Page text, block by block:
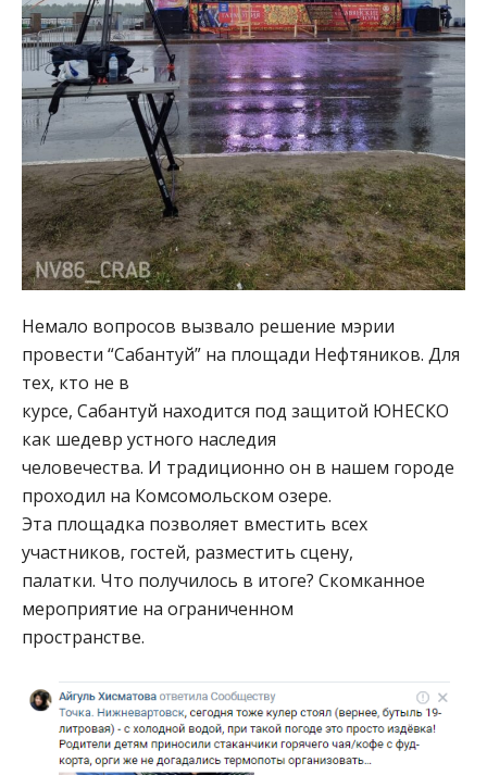
Немало вопросов вызвало решение мэрии
провести “Сабантуй” на площади Нефтяников. Для
тех, кто не в
курсе, Сабантуй находится под защитой ЮНЕСКО
как шедевр устного наследия
человечества. И традиционно он в нашем городе
проходил на Комсомольском озере.
Эта площадка позволяет вместить всех
участников, гостей, разместить сцену,
палатки. Что получилось в итоге? Скомканное
мероприятие на ограниченном
пространстве.